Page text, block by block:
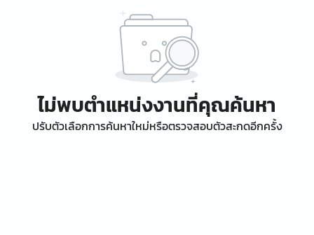
ไม่พบตำแหน่งงานที่คุณค้นหา
ปรับตัวเลือกการค้นหาใหม่หรือตรวจสอบตัวสะกดอีกครั้ง